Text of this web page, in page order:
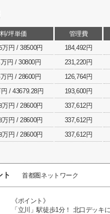
/坪単価 管理費
万円 / 38500円 184,492円
万円 / 30800円 231,220円
万円 / 28600円 126,764円
/ 43679.28円 193,600円
万円 / 28600円 337,612円
万円 / 28600円 337,612円
万円 / 28600円 337,612円
ト 首都圏ネットワーク
《ポイント》
「立川」駅徒歩1分！ 北口デッキ